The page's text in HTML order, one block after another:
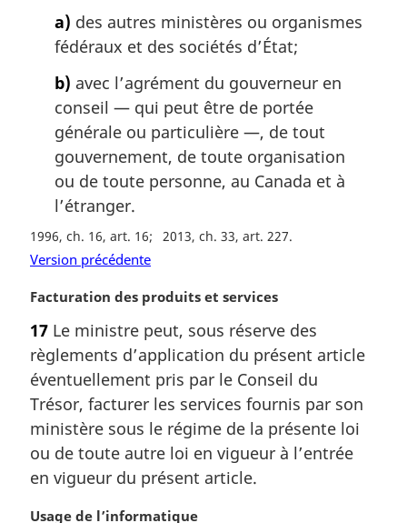
a) des autres ministères ou organismes
fédéraux et des sociétés d’État;
b) avec l’agrément du gouverneur en
conseil — qui peut être de portée
générale ou particulière —, de tout
gouvernement, de toute organisation
ou de toute personne, au Canada et à
l’étranger.
1996, ch. 16, art. 16 2013, ch. 33, art. 227
Version précédente
N
t
e
m
a
g
i
n
l
Facturation des produits et services
17 Le ministre peut, sous réserve des
règlements d’application du présent article
éventuellement pris par le Conseil du
Trésor, facturer les services fournis par son
ministère sous le régime de la présente loi
ou de toute autre loi en vigueur à l’entrée
en vigueur du présent article.
N
Usage de l’informatique